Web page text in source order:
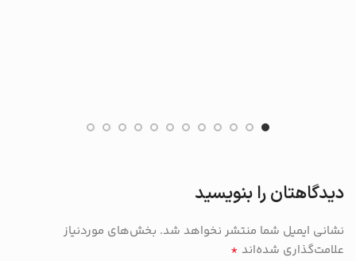
دیدگاهتان را بنویسید
نشانی ایمیل شما منتشر نخواهد شد. بخش‌های موردنیاز
علامت‌گذاری شده‌اند *